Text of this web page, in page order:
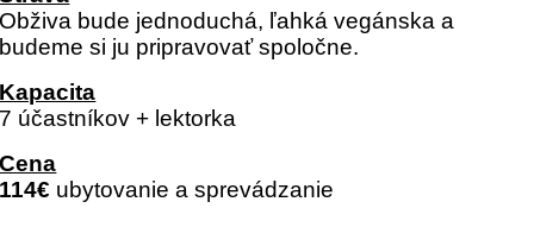
Obživa bude jednoduchá, ľahká vegánska a
budeme si ju pripravovať spoločne.
Kapacita
7 účastníkov + lektorka
Cena
114€ ubytovanie a sprevádzanie